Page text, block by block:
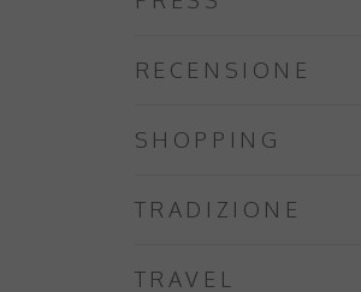
RECENSIONE
SHOPPING
TRADIZIONE
TRAVEL